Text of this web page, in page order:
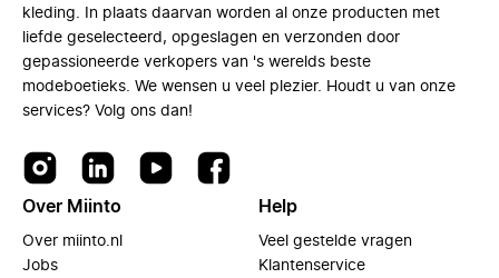
kleding. In plaats daarvan worden al onze producten met
liefde geselecteerd, opgeslagen en verzonden door
gepassioneerde verkopers van 's werelds beste
modeboetieks. We wensen u veel plezier. Houdt u van onze
services? Volg ons dan!
Over Miinto
Over miinto.nl
Jobs
Help
Veel gestelde vragen
Klantenservice